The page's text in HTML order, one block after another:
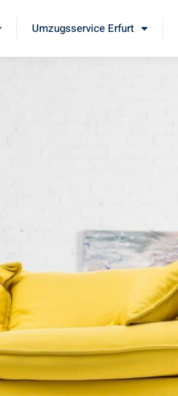
Umzugsservice Erfurt